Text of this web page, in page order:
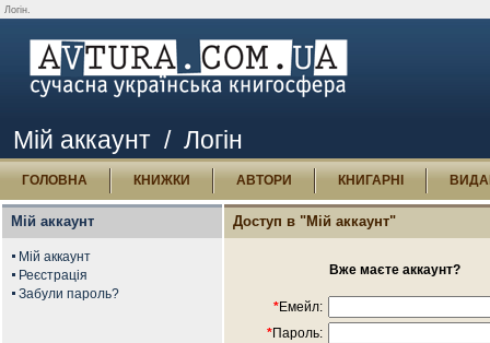
Логін.
Мій аккаунт / Логін
ГОЛОВНА КНИЖКИ АВТОРИ КНИГАРНІ
Мій аккаунт
Мій аккаунт
Реєстрація
Забули пароль?
Доступ в "Мій аккаунт"
Вже маєте аккаунт?
*Емейл:
*Пароль: